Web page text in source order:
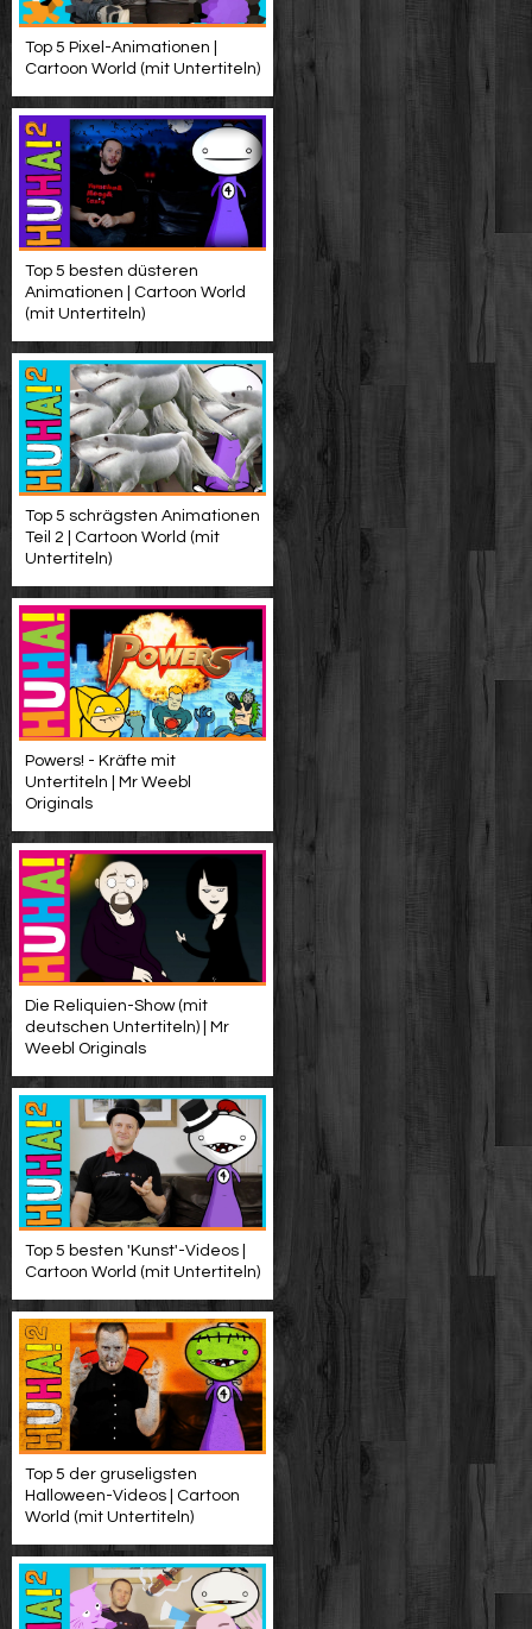
Top 5 Pixel-Animationen |
Cartoon World (mit Untertiteln)
Top 5 besten düsteren
Animationen | Cartoon World
(mit Untertiteln)
Top 5 schrägsten Animationen
Teil 2 | Cartoon World (mit
Untertiteln)
Powers! - Kräfte mit
Untertiteln | Mr Weebl
Originals
Die Reliquien-Show (mit
deutschen Untertiteln) | Mr
Weebl Originals
Top 5 besten 'Kunst'-Videos |
Cartoon World (mit Untertiteln)
Top 5 der gruseligsten
Halloween-Videos | Cartoon
World (mit Untertiteln)